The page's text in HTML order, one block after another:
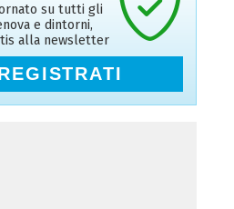
su tutti gli
e dintorni,
alla newsletter